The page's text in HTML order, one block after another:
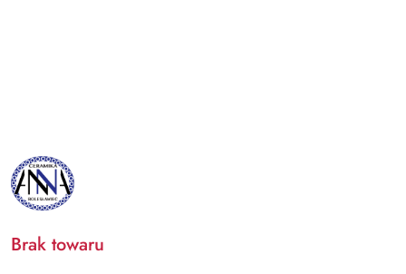
NAZWA
PRODUCENTA:
BOLESŁAWIEC
ANNA
Brak towaru